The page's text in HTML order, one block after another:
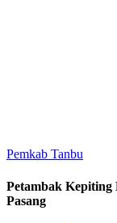
Pemkab Tanbu
Petambak Kepiting
Pasang